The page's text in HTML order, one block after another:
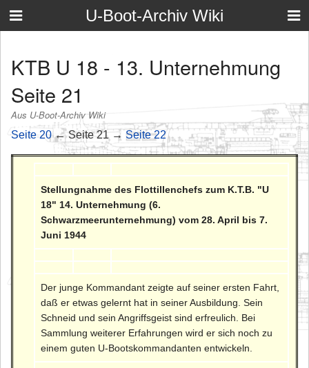
U-Boot-Archiv Wiki
KTB U 18 - 13. Unternehmung
Seite 21
Aus U-Boot-Archiv Wiki
Seite 20← Seite 21 → Seite 22
Stellungnahme des Flottillenchefs zum K.T.B. "U
18" 14. Unternehmung (6.
Schwarzmeerunternehmung) vom 28. April bis 7.
Juni 1944
Der junge Kommandant zeigte auf seiner ersten Fahrt,
daß er etwas gelernt hat in seiner Ausbildung. Sein
Schneid und sein Angriffsgeist sind erfreulich. Bei
Sammlung weiterer Erfahrungen wird er sich noch zu
einem guten U-Bootskommandanten entwickeln.